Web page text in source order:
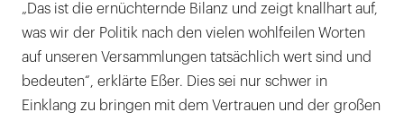
„Das ist die ernüchternde Bilanz und zeigt knallhart auf,
was wir der Politik nach den vielen wohlfeilen Worten
auf unseren Versammlungen tatsächlich wert sind und
bedeuten“, erklärte Eßer. Dies sei nur schwer in
Einklang zu bringen mit dem Vertrauen und der großen